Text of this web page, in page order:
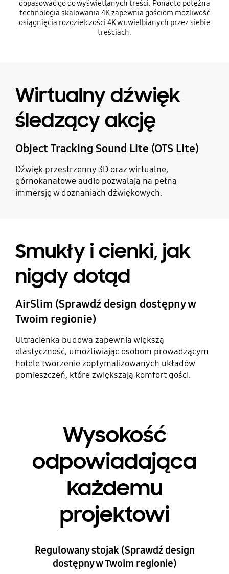
dopasować go do wyświetlanych treści. Ponadto potężna
technologia skalowania 4K zapewnia gościom możliwość
osiągnięcia rozdzielczości 4K w uwielbianych przez siebie
treściach.
Wirtualny dźwięk
śledzący akcję
Object Tracking Sound Lite (OTS Lite)
Dźwięk przestrzenny 3D oraz wirtualne,
górnokanałowe audio pozwalają na pełną
immersję w doznaniach dźwiękowych.
Smukły i cienki, jak
nigdy dotąd
AirSlim (Sprawdź design dostępny w
Twoim regionie)
Ultracienka budowa zapewnia większą
elastyczność, umożliwiając osobom prowadzącym
hotele tworzenie zoptymalizowanych układów
pomieszczeń, które zwiększają komfort gości.
Wysokość
odpowiadająca
każdemu
projektowi
Regulowany stojak (Sprawdź design
dostępny w Twoim regionie)